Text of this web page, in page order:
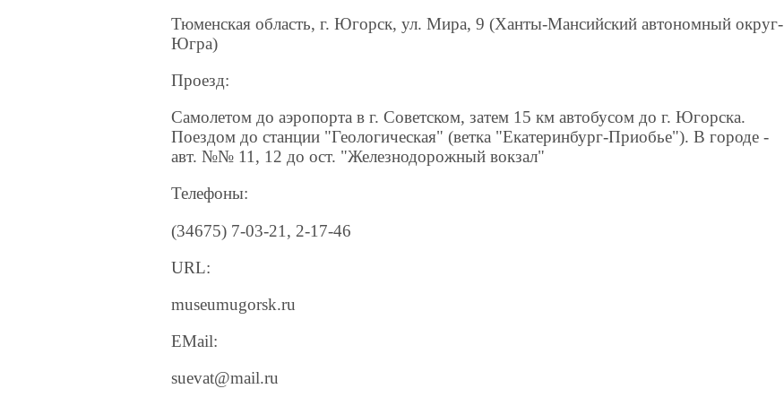
Тюменская область, г. Югорск, ул. Мира, 9 (Ханты-Мансийский автономный округ-
Югра)
Проезд:
Самолетом до аэропорта в г. Советском, затем 15 км автобусом до г. Югорска.
Поездом до станции "Геологическая" (ветка "Екатеринбург-Приобье"). В городе -
авт. №№ 11, 12 до ост. "Железнодорожный вокзал"
Телефоны:
(34675) 7-03-21, 2-17-46
URL:
museumugorsk.ru
EMail:
suevat@mail.ru